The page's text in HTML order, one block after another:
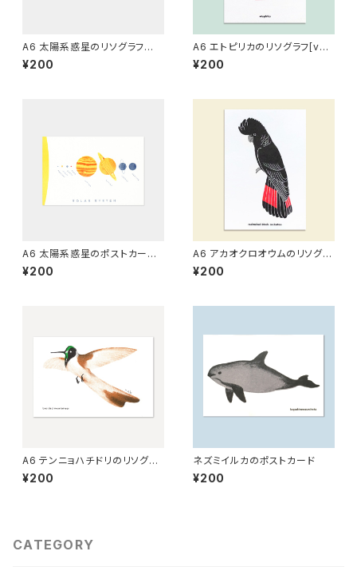
A6 太陽系惑星のリソグラフ
（青）[グラフィー]
¥200
A6 エトピリカのリソグラフ[ver.
2]
¥200
A6 太陽系惑星のポストカード
（白）[グラフィー]
¥200
A6 アカオクロオウムのリソグラ
フ[ver.2]
¥200
A6 テンニョハチドリのリソグラ
フ
¥200
ネズミイルカのポストカード
¥200
CATEGORY